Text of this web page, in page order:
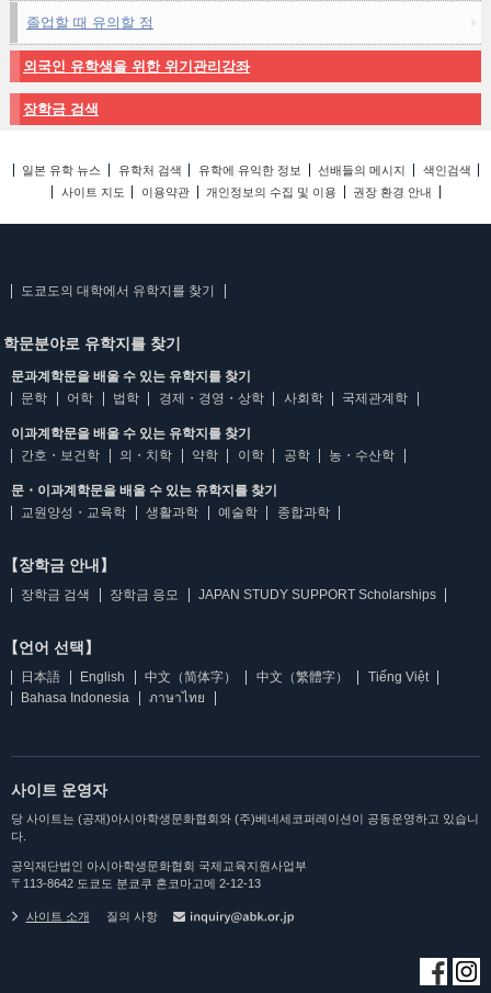
졸업할 때 유의할 점
외국인 유학생을 위한 위기관리강좌
장학금 검색
일본 유학 뉴스 유학처 검색 유학에 유익한 정보 선배들의 메시지
색인검색
사이트 지도
이용약관 개인정보의 수집 및 이용 권장 환경 안내
도쿄도의 대학에서 유학지를 찾기
학문분야로 유학지를 찾기
문과계학문을 배울 수 있는 유학지를 찾기
문학
어학 법학 경제・경영・상학 사회학 국제관계학
이과계학문을 배울 수 있는 유학지를 찾기
간호・보건학
의・치학 약학 이학 공학 농・수산학
문・이과계학문을 배울 수 있는 유학지를 찾기
교원양성・교육학
생활과학 예술학 종합과학
【장학금 안내】
장학금 검색 장학금 응모 JAPAN STUDY SUPPORT Scholarships
【언어 선택】
日本語 English 中文（简体字） 中文（繁體字）
Tiếng Việt
Bahasa Indonesia
ภาษาไทย
사이트 운영자
당 사이트는 (공재)아시아학생문화협회와 (주)베네세코퍼레이션이 공동운영하고 있습니
다.
공익재단법인 아시아학생문화협회 국제교육지원사업부
〒113-8642 도쿄도 분쿄쿠 혼코마고메 2-12-13
사이트 소개 질의 사항